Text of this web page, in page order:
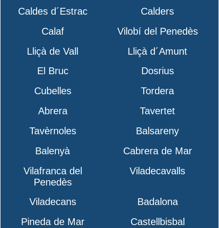
Caldes d´Estrac
Calders
Calaf
Vilobí del Penedès
Lliçà de Vall
Lliçà d´Amunt
El Bruc
Dosrius
Cubelles
Tordera
Abrera
Tavertet
Tavèrnoles
Balsareny
Balenyà
Cabrera de Mar
Vilafranca del
Penedès
Viladecavalls
Viladecans
Badalona
Pineda de Mar
Castellbisbal